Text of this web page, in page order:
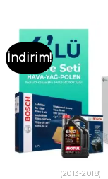
İndirim!
(2013-2018)